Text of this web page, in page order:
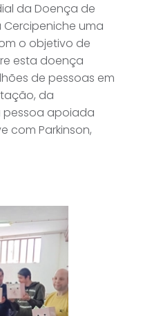
da Doença de
Cercipeniche uma
o objetivo de
esta doença
de pessoas em
da
pessoa apoiada
com Parkinson,